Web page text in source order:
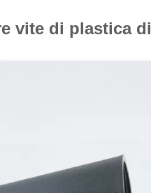
vite di plastica